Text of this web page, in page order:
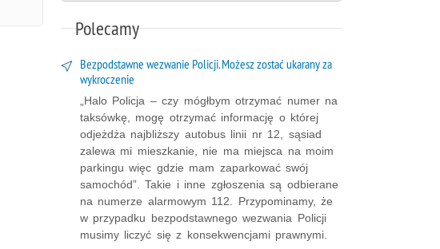
Polecamy
Bezpodstawne wezwanie Policji. Możesz zostać ukarany za
wykroczenie
„Halo Policja – czy mógłbym otrzymać numer na
taksówkę, mogę otrzymać informację o której
odjeżdża najbliższy autobus linii nr 12, sąsiad
zalewa mi mieszkanie, nie ma miejsca na moim
parkingu więc gdzie mam zaparkować swój
samochód”. Takie i inne zgłoszenia są odbierane
na numerze alarmowym 112. Przypominamy, że
w przypadku bezpodstawnego wezwania Policji
musimy liczyć się z konsekwencjami prawnymi.